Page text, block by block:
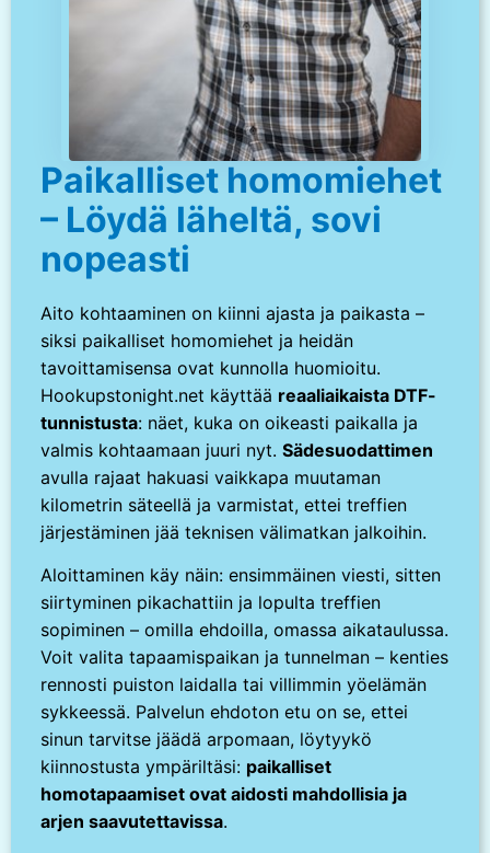
Paikalliset homomiehet
– Löydä läheltä, sovi
nopeasti
Aito kohtaaminen on kiinni ajasta ja paikasta –
siksi paikalliset homomiehet ja heidän
tavoittamisensa ovat kunnolla huomioitu.
Hookupstonight.net käyttää reaaliaikaista DTF-
tunnistusta: näet, kuka on oikeasti paikalla ja
valmis kohtaamaan juuri nyt.Sädesuodattimen
avulla rajaat hakuasi vaikkapa muutaman
kilometrin säteellä ja varmistat, ettei treffien
järjestäminen jää teknisen välimatkan jalkoihin.
Aloittaminen käy näin: ensimmäinen viesti, sitten
siirtyminen pikachattiin ja lopulta treffien
sopiminen – omilla ehdoilla, omassa aikataulussa.
Voit valita tapaamispaikan ja tunnelman – kenties
rennosti puiston laidalla tai villimmin yöelämän
sykkeessä. Palvelun ehdoton etu on se, ettei
sinun tarvitse jäädä arpomaan, löytyykö
kiinnostusta ympäriltäsi: paikalliset
homotapaamiset ovat aidosti mahdollisia ja
arjen saavutettavissa.